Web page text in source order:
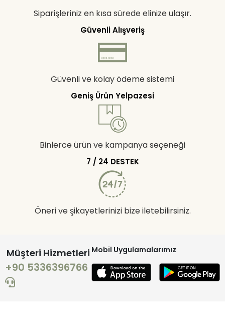
Siparişleriniz en kısa sürede elinize ulaşır.
Güvenli Alışveriş
Güvenli ve kolay ödeme sistemi
Geniş Ürün Yelpazesi
Binlerce ürün ve kampanya seçeneği
7 / 24 DESTEK
Öneri ve şikayetlerinizi bize iletebilirsiniz.
Müşteri Hizmetleri
+90 5336396766
Mobil Uygulamalarımız